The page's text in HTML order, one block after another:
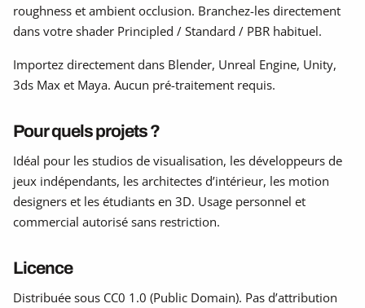
roughness et ambient occlusion. Branchez-les directement
dans votre shader Principled / Standard / PBR habituel.
Importez directement dans Blender, Unreal Engine, Unity,
3ds Max et Maya. Aucun pré-traitement requis.
Pour quels projets ?
Idéal pour les studios de visualisation, les développeurs de
jeux indépendants, les architectes d’intérieur, les motion
designers et les étudiants en 3D. Usage personnel et
commercial autorisé sans restriction.
Licence
Distribuée sous CC0 1.0 (Public Domain). Pas d’attribution